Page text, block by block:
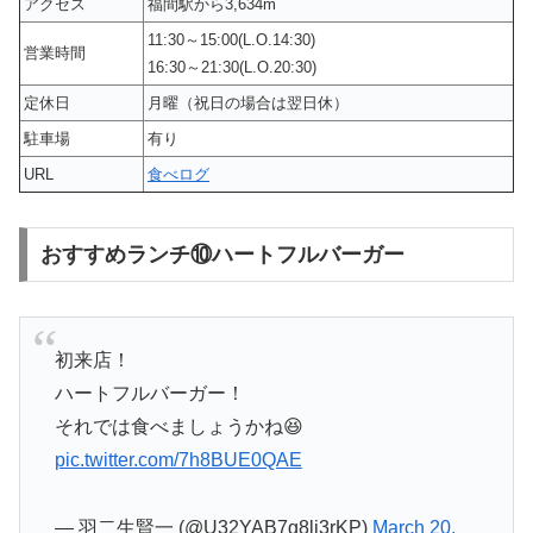
アクセス 福間駅から3,634m
営業時間
11:30～15:00(L.O.14:30)
16:30～21:30(L.O.20:30)
定休日
月曜（祝日の場合は翌日休）
駐車場
有り
URL
食べログ
おすすめランチ⑩ハートフルバーガー
初来店！
ハートフルバーガー！
それでは食べましょうかね😆
pic.twitter.com/7h8BUE0QAE
— 羽二生賢一 (@U32YAB7g8li3rKP) March 20,